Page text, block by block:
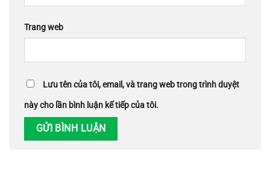
Trang web
Lưu tên của tôi, email, và trang web trong trình duyệt
này cho lần bình luận kế tiếp của tôi.